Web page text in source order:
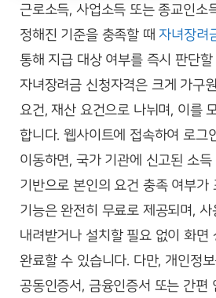
근로소득, 사업소득 또는 종교인소
정해진 기준을 충족할 때 자녀장려
통해 지급 대상 여부를 즉시 판단할
자녀장려금 신청자격은 크게 가구
요건, 재산 요건으로 나뉘며, 이를
합니다. 웹사이트에 접속하여 로그
이동하면, 국가 기관에 신고된 소
기반으로 본인의 요건 충족 여부가
기능은 완전히 무료로 제공되며,
내려받거나 설치할 필요 없이 화면
완료할 수 있습니다. 다만, 개인정
공동인증서, 금융인증서 또는 간편